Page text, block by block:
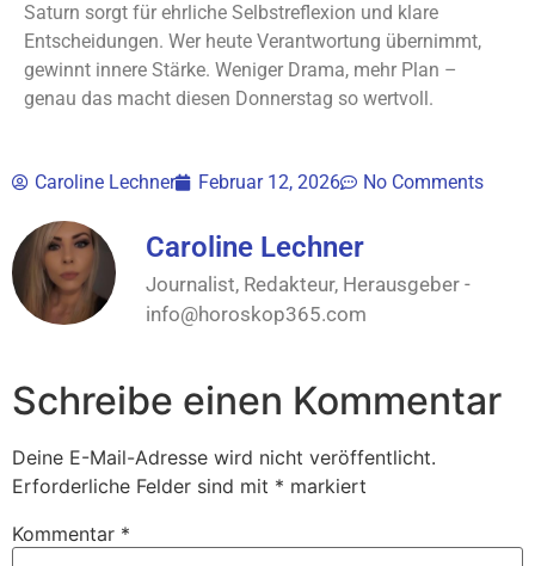
Saturn sorgt für ehrliche Selbstreflexion und klare
Entscheidungen. Wer heute Verantwortung übernimmt,
gewinnt innere Stärke. Weniger Drama, mehr Plan –
genau das macht diesen Donnerstag so wertvoll.
Caroline Lechner Februar 12, 2026 No Comments
Caroline Lechner
Journalist, Redakteur, Herausgeber -
info@horoskop365.com
Schreibe einen Kommentar
Deine E-Mail-Adresse wird nicht veröffentlicht.
Erforderliche Felder sind mit * markiert
Kommentar *